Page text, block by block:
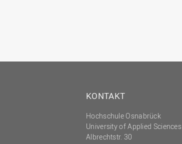
KONTAKT
Hochschule Osnabrück
University of Applied Sciences
Albrechtstr. 30